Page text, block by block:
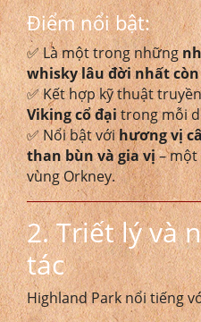
Điểm nổi bật:
✅ Là một trong những
whisky lâu đời nhất
✅ Kết hợp kỹ thuật
Viking cổ đạitrong mỗi
✅ Nổi bật vớihương vị
than bùn và gia vị– một
vùng Orkney.
2. Triết lý và
tác
Highland Park nổi tiếng